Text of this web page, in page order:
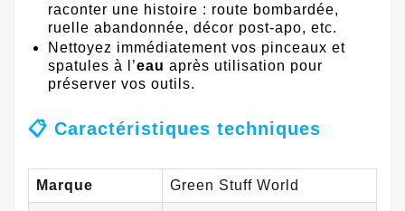
raconter une histoire : route bombardée,
ruelle abandonnée, décor post-apo, etc.
Nettoyez immédiatement vos pinceaux et
spatules à l’eau après utilisation pour
préserver vos outils.
📋 Caractéristiques techniques
Marque Green Stuff World